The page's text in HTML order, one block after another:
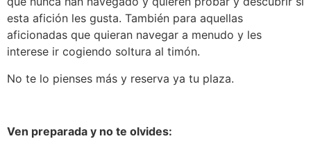
esta afición les gusta. También para aquellas
aficionadas que quieran navegar a menudo y les
interese ir cogiendo soltura al timón.
No te lo pienses más y reserva ya tu plaza.
Ven preparada y no te olvides: